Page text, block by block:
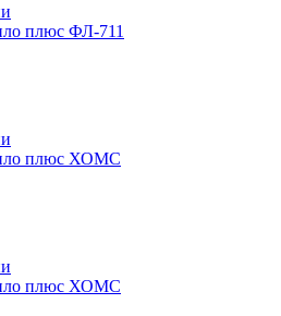
плюс ФЛ-711
плюс ХОМС
плюс ХОМС